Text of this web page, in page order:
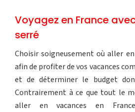
Voyagez en France
serré
Choisir soigneusement où aller
afin de profiter de vos vacances
et de déterminer le budget
Contrairement à ce que tout le
aller en vacances en